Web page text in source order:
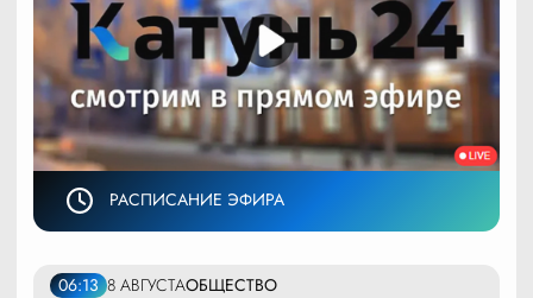
РАСПИСАНИЕ ЭФИРА
06:13 8 АВГУСТАОБЩЕСТВО